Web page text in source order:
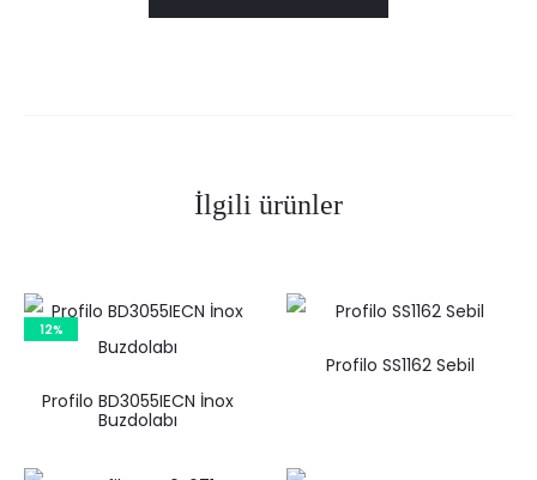
İlgili ürünler
12%
Profilo BD3055IECN İnox
Buzdolabı
Profilo SS1162 Sebil